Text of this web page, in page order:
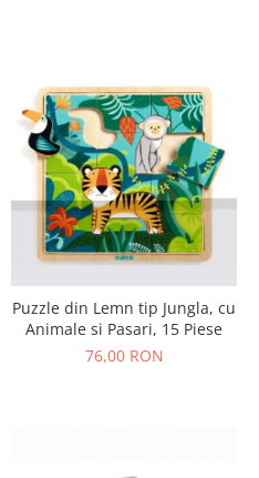
Puzzle din Lemn tip Jungla, cu
Animale si Pasari, 15 Piese
76,00 RON